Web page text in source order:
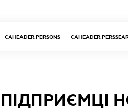
CAHEADER.PERSONS
ПІДПРИЄМЦІ